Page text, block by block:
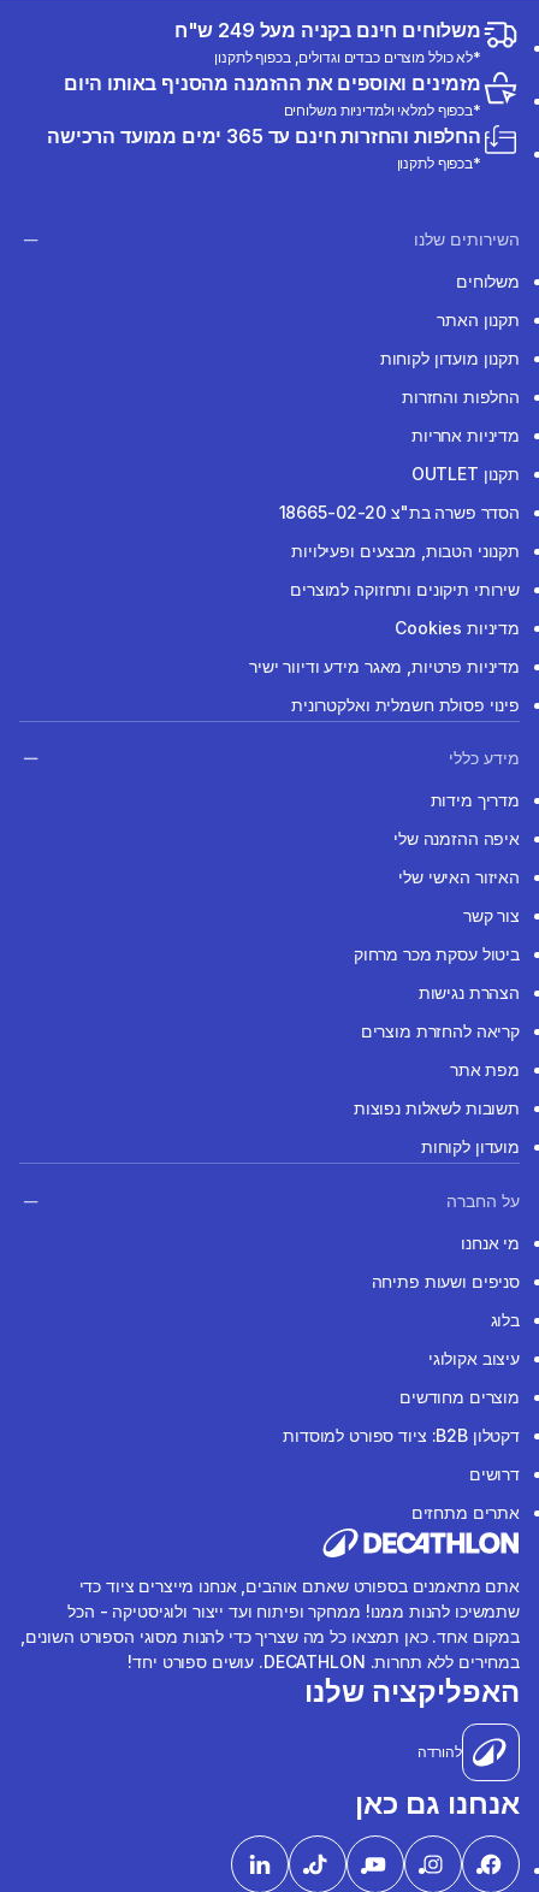
משלוחים חינם בקניה מעל 249 ש"ח
*לא כולל מוצרים כבדים וגדולים, בכפוף לתקנון
מזמינים ואוספים את ההזמנה מהסניף באותו היום
*בכפוף למלאי ולמדיניות משלוחים
החלפות והחזרות חינם עד 365 ימים ממועד הרכישה
*בכפוף לתקנון
השירותים שלנו
משלוחים
תקנון האתר
תקנון מועדון לקוחות
החלפות והחזרות
מדיניות אחריות
תקנון OUTLET
הסדר פשרה בת"צ 18665-02-20
תקנוני הטבות, מבצעים ופעילויות
שירותי תיקונים ותחזוקה למוצרים
מדיניות Cookies
מדיניות פרטיות, מאגר מידע ודיוור ישיר
פינוי פסולת חשמלית ואלקטרונית
מידע כללי
מדריך מידות
איפה ההזמנה שלי
האיזור האישי שלי
צור קשר
ביטול עסקת מכר מרחוק
הצהרת נגישות
קריאה להחזרת מוצרים
מפת אתר
תשובות לשאלות נפוצות
מועדון לקוחות
על החברה
מי אנחנו
סניפים ושעות פתיחה
בלוג
עיצוב אקולוגי
מוצרים מחודשים
דקטלון B2B: ציוד ספורט למוסדות
דרושים
אתרים מתחזים
אתם מתאמנים בספורט שאתם אוהבים, אנחנו מייצרים ציוד כדי
שתמשיכו להנות ממנו! ממחקר ופיתוח ועד ייצור ולוגיסטיקה - הכל
במקום אחד. כאן תמצאו כל מה שצריך כדי להנות מסוגי הספורט השונים,
במחירים ללא תחרות. DECATHLON. עושים ספורט יחד!
האפליקציה שלנו
להורדה
אנחנו גם כאן